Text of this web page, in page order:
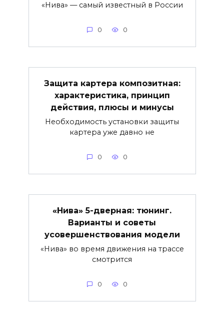
«Нива» — самый известный в России
0 0
Защита картера композитная:
характеристика, принцип
действия, плюсы и минусы
Необходимость установки защиты
картера уже давно не
0 0
«Нива» 5-дверная: тюнинг.
Варианты и советы
усовершенствования модели
«Нива» во время движения на трассе
смотрится
0 0